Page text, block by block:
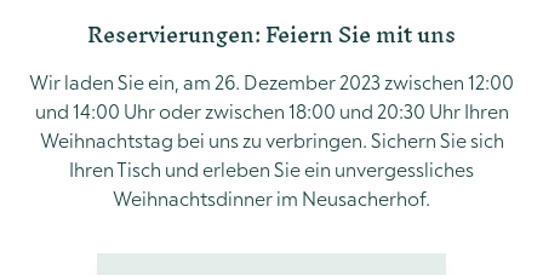
Reservierungen: Feiern Sie mit uns
Wir laden Sie ein, am 26. Dezember 2023 zwischen 12:00
und 14:00 Uhr oder zwischen 18:00 und 20:30 Uhr Ihren
Weihnachtstag bei uns zu verbringen. Sichern Sie sich
Ihren Tisch und erleben Sie ein unvergessliches
Weihnachtsdinner im Neusacherhof.